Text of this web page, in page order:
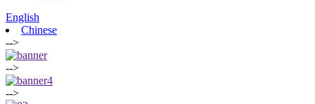
English
Chinese
-->
-->
-->